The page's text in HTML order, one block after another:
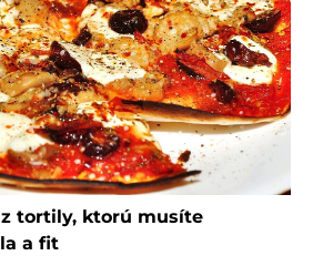
tortily, ktorú musíte
a fit